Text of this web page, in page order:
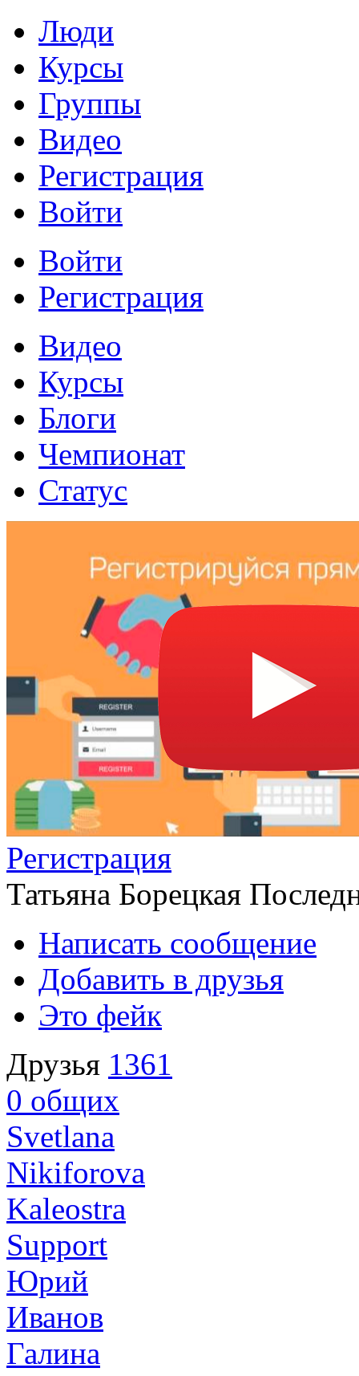
Люди
Курсы
Группы
Видео
Регистрация
Войти
Войти
Регистрация
Видео
Курсы
Блоги
Чемпионат
Статус
Регистрация
Татьяна Борецкая
Написать сообщение
Добавить в друзья
Это фейк
Друзья 1361
0 общих
Svetlana
Nikiforova
Kaleostra
Support
Юрий
Иванов
Галина